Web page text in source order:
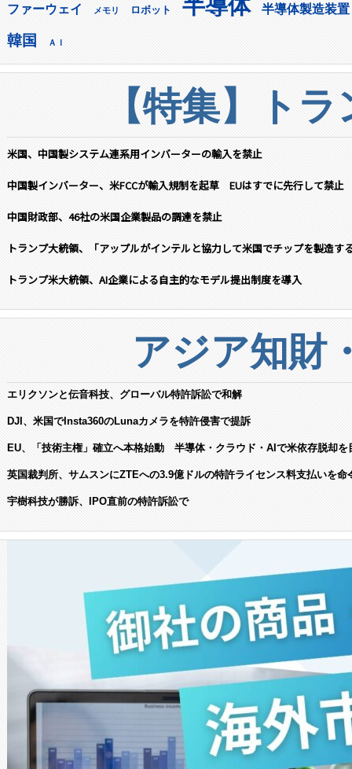
ファーウェイ メモリ ロボット 半導体 半導体製造装置
韓国 ＡＩ
【特集】ト
米国、中国製システム連系用インバーターの輸入を禁止
中国製インバーター、米FCCが輸入規制を起草 EUはすでに先行して禁止
中国財政部、46社の米国企業製品の調達を禁止
トランプ大統領、「アップルがインテルと協力して米国でチップを製造す
トランプ米大統領、AI企業による自主的なモデル提出制度を導入
アジア知財
エリクソンと伝音科技、グローバル特許訴訟で和解
DJI、米国でInsta360のLunaカメラを特許侵害で提訴
EU、「技術主権」確立へ本格始動 半導体・クラウド・AIで米依存脱却を
英国裁判所、サムスンにZTEへの3.9億ドルの特許ライセンス料支払いを命
宇樹科技が勝訴、IPO直前の特許訴訟で